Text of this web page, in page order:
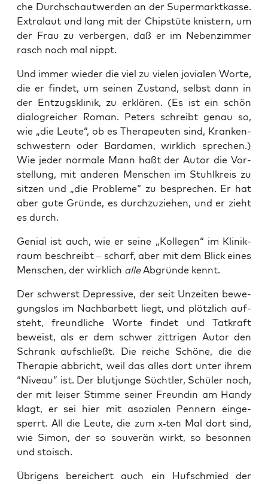
che Durch­schau­t­wer­den an der Super­markt­kas­se.
Extra­l­aut und lang mit der Chips­tü­te knis­tern, um
der Frau zu ver­ber­gen, daß er im Neben­zim­mer
rasch noch mal nippt.
Und immer wie­der die viel zu vie­len jovia­len Wor­te,
die er fin­det, um sei­nen Zustand, selbst dann in
der Ent­zugs­kli­nik, zu erklä­ren. (Es ist ein schön
dia­logrei­cher Roman. Peters schreibt genau so,
wie „die Leu­te“, ob es The­ra­peu­ten sind, Kran­ken­
schwes­tern oder Bar­da­men, wirk­lich spre­chen.)
Wie jeder nor­ma­le Mann haßt der Autor die Vor­
stel­lung, mit ande­ren Men­schen im Stuhl­kreis zu
sit­zen und „die Pro­ble­me“ zu bespre­chen. Er hat
aber gute Grün­de, es durch­zu­zie­hen, und er zieht
es durch.
Geni­al ist auch, wie er sei­ne „Kol­le­gen“ im Kli­nik­
raum beschreibt – scharf, aber mit dem Blick eines
Men­schen, der wirk­lich alleAbgrün­de kennt.
Der schwerst Depres­si­ve, der seit Unzei­ten bewe­
gungs­los im Nach­bar­bett liegt, und plötz­lich auf­
steht, freund­li­che Wor­te fin­det und Tat­kraft
beweist, als er dem schwer zitt­ri­gen Autor den
Schrank auf­schließt. Die rei­che Schö­ne, die die
The­ra­pie abbricht, weil das alles dort unter ihrem
“Niveau” ist. Der blut­jun­ge Sücht­ler, Schü­ler noch,
der mit lei­ser Stim­me sei­ner Freun­din am Han­dy
klagt, er sei hier mit aso­zia­len Pen­nern ein­ge­
sperrt. All die Leu­te, die zum x‑ten Mal dort sind,
wie Simon, der so sou­ve­rän wirkt, so beson­nen
und stoisch.
Übri­gens berei­chert auch ein Huf­schmied der